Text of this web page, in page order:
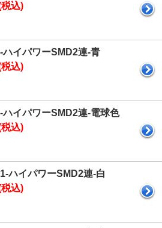
込)
ハイパワーSMD2連-青
込)
ハイパワーSMD2連-電球色
込)
ハイパワーSMD2連-白
込)